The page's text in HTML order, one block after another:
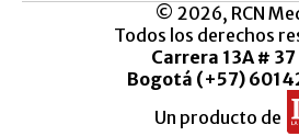
© 2026, RCN
Todos los derechos
Carrera 13A #
Bogotá (+57)
Un producto de